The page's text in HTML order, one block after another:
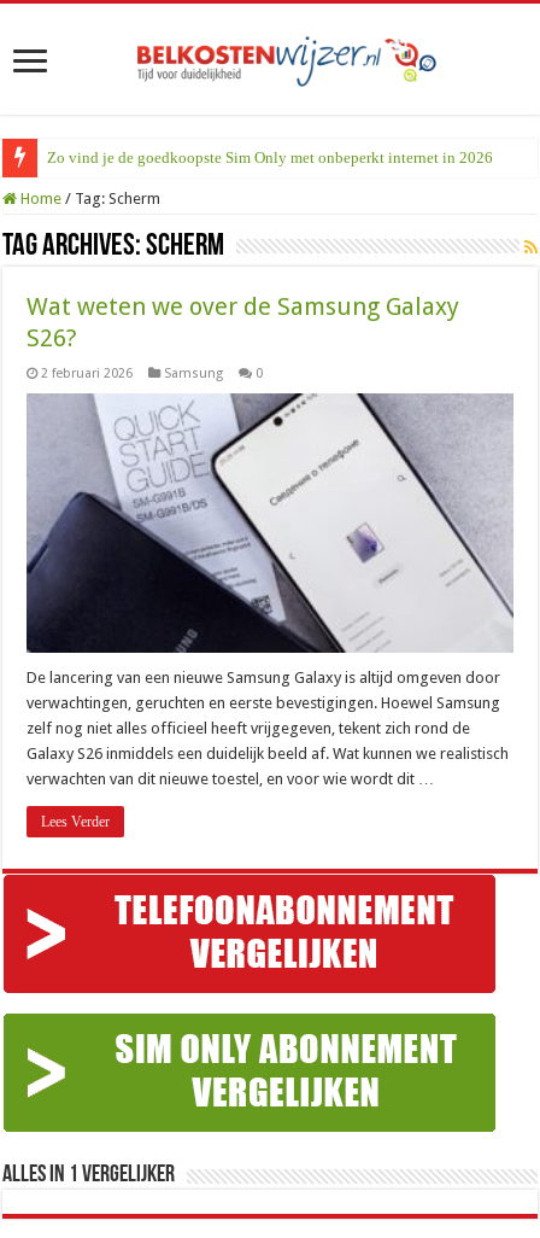
Zo vind je de goedkoopste Sim Only met onbeperkt internet in 2026
Home / Tag:Scherm
Tag Archives:Scherm
Wat weten we over de Samsung Galaxy
S26?
2 februari 2026 Samsung 0
De lancering van een nieuwe Samsung Galaxy is altijd omgeven door
verwachtingen, geruchten en eerste bevestigingen. Hoewel Samsung
zelf nog niet alles officieel heeft vrijgegeven, tekent zich rond de
Galaxy S26 inmiddels een duidelijk beeld af. Wat kunnen we realistisch
verwachten van dit nieuwe toestel, en voor wie wordt dit …
Lees Verder
Alles in 1 Vergelijker